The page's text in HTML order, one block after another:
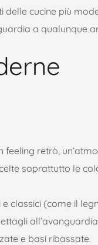
cucine più
a qualunque
retrò,
soprattutto le
classici (come il
e basi ribassate.